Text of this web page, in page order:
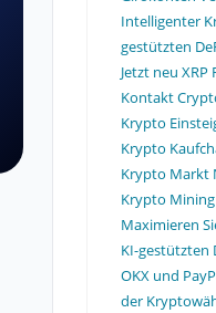
Intelligenter
gestützten
Jetzt neu
Kontakt
Krypto
Krypto
Krypto Markt
Krypto
Maximieren
KI-gestützten
OKX und
der